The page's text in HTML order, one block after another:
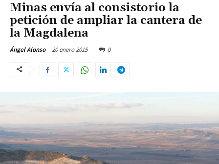
Minas envía al consistorio la
petición de ampliar la cantera de
la Magdalena
Ángel Alonso 20 enero 2015 0